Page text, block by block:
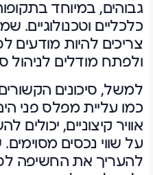
גבוהים, במיוחד
כלכליים וטכנולוגיים.
צריכים להיות מודעים
ולפתח מודלים לניהול
למשל, סיכונים הקשורים
כמו עליית מפלס פני
אוויר קיצוניים,
על שווי נכסים
להעריך את החשיפה